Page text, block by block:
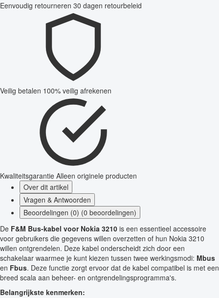
Eenvoudig retourneren 30 dagen retourbeleid
Veilig betalen 100% veilig afrekenen
Kwaliteitsgarantie Alleen originele producten
Over dit artikel
Vragen & Antwoorden
Beoordelingen (0) (0 beoordelingen)
De F&M Bus-kabel voor Nokia 3210 is een essentieel accessoire
voor gebruikers die gegevens willen overzetten of hun Nokia 3210
willen ontgrendelen. Deze kabel onderscheidt zich door een
schakelaar waarmee je kunt kiezen tussen twee werkingsmodi: Mbus
en Fbus. Deze functie zorgt ervoor dat de kabel compatibel is met een
breed scala aan beheer- en ontgrendelingsprogramma's.
Belangrijkste kenmerken: